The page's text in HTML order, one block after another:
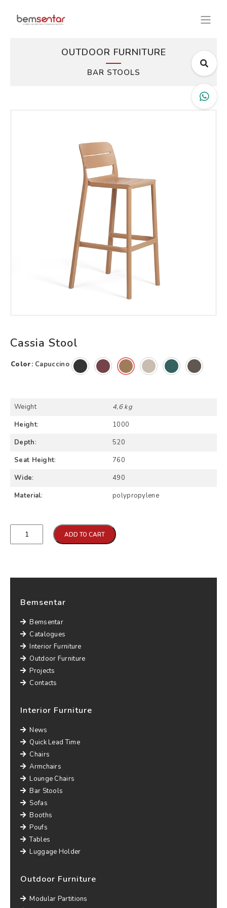
OUTDOOR FURNITURE
BAR STOOLS
Cassia Stool
Color: Capuccino
Weight
4,6 kg
Height:
1000
Depth:
520
Seat Height:
760
Wide:
490
Material: polypropylene
ADD TO CART
Bemsentar
Bemsentar
Catalogues
Interior Furniture
Outdoor Furniture
Projects
Contacts
Interior Furniture
News
Quick Lead Time
Chairs
Armchairs
Lounge Chairs
Bar Stools
Sofas
Booths
Poufs
Tables
Luggage Holder
Outdoor Furniture
Modular Partitions